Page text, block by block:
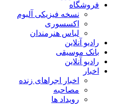
فروشگاه
نسخه فیزیکی آلبوم
اکسسوری
لباس هنرمندان
رادیو آنلاین
بانک موسیقی
رادیو آنلاین
اخبار
اخبار اجراهای زنده
مصاحبه
رویداد ها